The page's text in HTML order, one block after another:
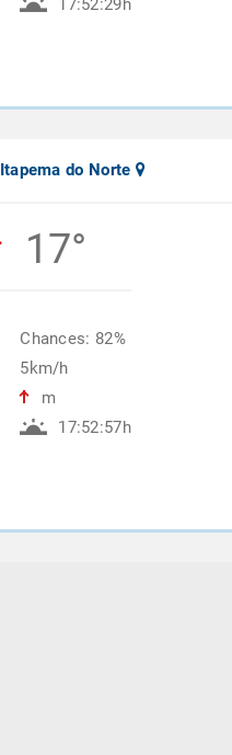
17:52:29h
Itapema do Norte
17°
Chances: 82%
5km/h
m
17:52:57h